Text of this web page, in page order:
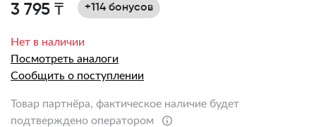
3 795 ₸ +114 бонусов
Нет в наличии
Посмотреть аналоги
Сообщить о поступлении
Товар партнёра, фактическое наличие будет
подтверждено оператором